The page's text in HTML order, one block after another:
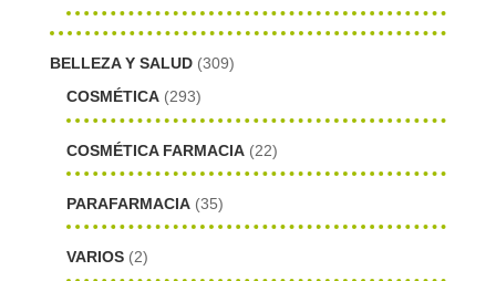
BELLEZA Y SALUD (309)
COSMÉTICA (293)
COSMÉTICA FARMACIA (22)
PARAFARMACIA (35)
VARIOS (2)